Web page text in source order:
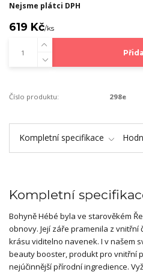
Nejsme plátci DPH
619 Kč/ks
Číslo produktu: 298e
Kompletní specifikace
Kompletní
Bohyně Hébé byla ve starověkém
obnovy. Její záře pramenila z
krásu viditelno navenek. I v našem
beauty booster, produkt pro vnitřní
nejúčinnější přírodní ingredience.